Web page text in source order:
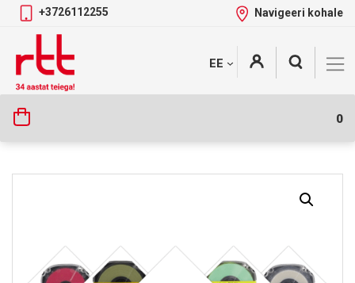
Skip
content
+3726112255 Navigeeri kohale
EE
0
Tootekategooriad +